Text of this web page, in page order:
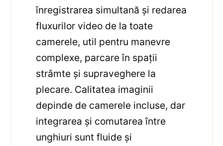
înregistrarea simultană și redarea
fluxurilor video de la toate
camerele, util pentru manevre
complexe, parcare în spații
strâmte și supraveghere la
plecare. Calitatea imaginii
depinde de camerele incluse, dar
integrarea și comutarea între
unghiuri sunt fluide și